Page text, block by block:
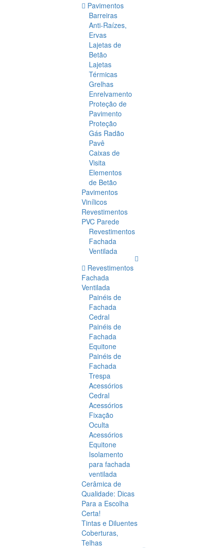
Pavimentos
Barreiras
Anti-Raízes,
Ervas
Lajetas de
Betão
Lajetas
Térmicas
Grelhas
Enrelvamento
Proteção de
Pavimento
Proteção
Gás Radão
Pavê
Caixas de
Visita
Elementos
de Betão
Pavimentos
Vinílicos
Revestimentos
PVC Parede
Revestimentos
Fachada
Ventilada
Revestimentos
Fachada
Ventilada
Painéis de
Fachada
Cedral
Painéis de
Fachada
Equitone
Painéis de
Fachada
Trespa
Acessórios
Cedral
Acessórios
Fixação
Oculta
Acessórios
Equitone
Isolamento
para fachada
ventilada
Cerâmica de
Qualidade: Dicas
Para a Escolha
Certa!
Tintas e Diluentes
Coberturas,
Telhas